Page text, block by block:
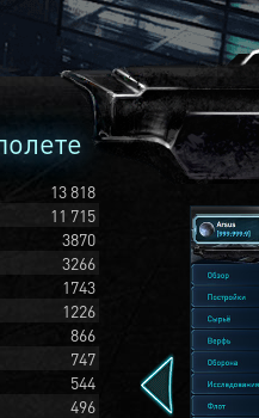
13 818
11 715
3870
3266
1743
1226
866
747
544
496